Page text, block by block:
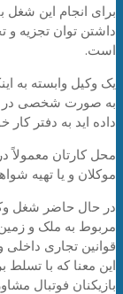
برای انجام این
داشتن توان تجزیه و
است.
یک وکیل وابسته به
به صورت شخصی در
داده اید به دفتر
محل کارتان معمولاً
موکلان و یا تهیه
در حال حاضر شغل
مربوط به ملک و
قوانین تجاری
این معنا که با تسلط
بازیکنان فوتبال